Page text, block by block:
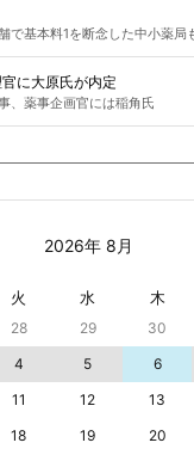
で基本料1を断念した中小薬局
に大原氏が内定
、薬事企画官には稲角氏
2026年 8月
火 水 木
28 29 30
4 5 6
11 12 13
18 19 20